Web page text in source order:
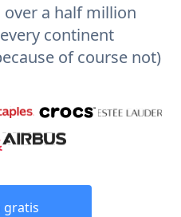
over a half million
continent
of course not)
gratis